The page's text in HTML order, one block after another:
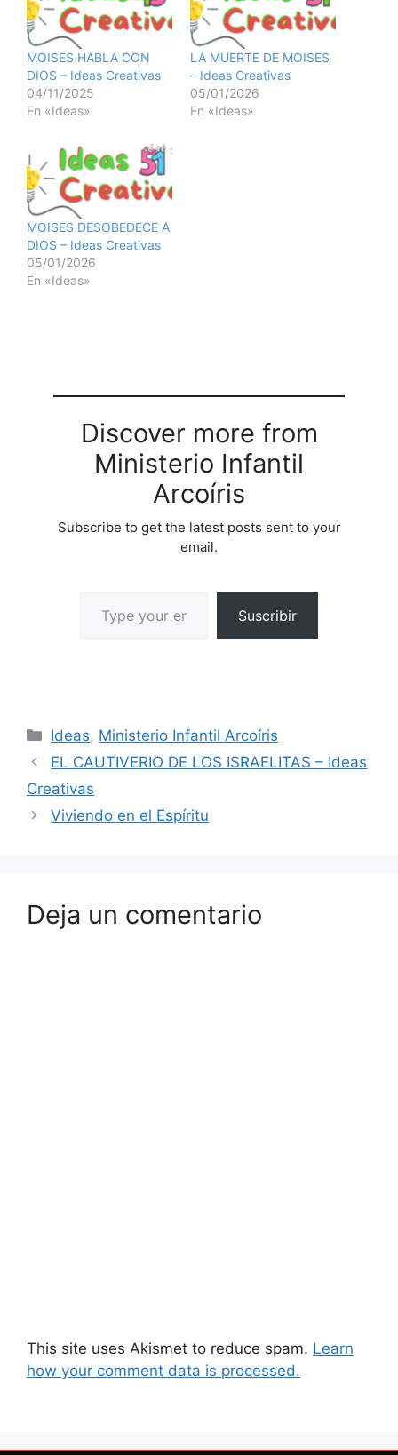
MOISES HABLA CON
DIOS – Ideas Creativas
04/11/2025
En «Ideas»
LA MUERTE DE MOISES
– Ideas Creativas
05/01/2026
En «Ideas»
MOISES DESOBEDECE A
DIOS – Ideas Creativas
05/01/2026
En «Ideas»
Discover more from
Ministerio Infantil
Arcoíris
Subscribe to get the latest posts sent to your
email.
Suscribir
Ideas, Ministerio Infantil Arcoíris
EL CAUTIVERIO DE LOS ISRAELITAS – Ideas
Creativas
Viviendo en el Espíritu
Deja un comentario
This site uses Akismet to reduce spam. Learn
how your comment data is processed.